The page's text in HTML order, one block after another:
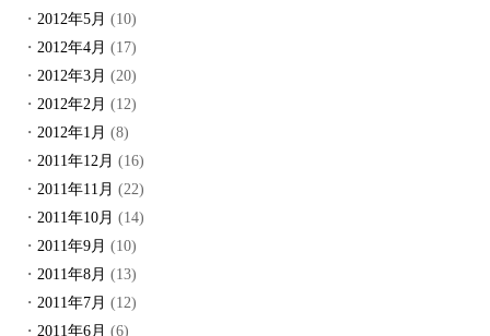
2012年5月 (10)
2012年4月 (17)
2012年3月 (20)
2012年2月 (12)
2012年1月 (8)
2011年12月 (16)
2011年11月 (22)
2011年10月 (14)
2011年9月 (10)
2011年8月 (13)
2011年7月 (12)
2011年6月 (6)